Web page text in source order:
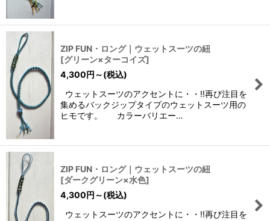
ZIP FUN・ロング｜ウェットスーツの紐
[グリーン×ターコイズ]
4,300円 ～(税込)
ウェットスーツのアクセントに・・!!再び注目を
集めるバックジップタイプのウェットスーツ用の
ヒモです。 カラーバリエー…
ZIP FUN・ロング｜ウェットスーツの紐
[ダークグリーン×水色]
4,300円 ～(税込)
ウェットスーツのアクセントに・・!!再び注目を